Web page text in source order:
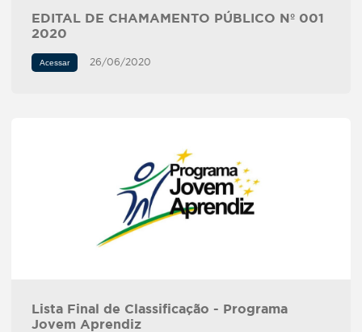
EDITAL DE CHAMAMENTO PÚBLICO Nº 001
2020
Acessar 26/06/2020
Lista Final de Classificação - Programa
Jovem Aprendiz